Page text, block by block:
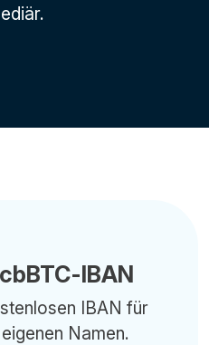
IBAN
IBAN für
Namen.